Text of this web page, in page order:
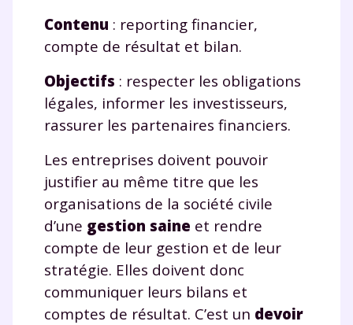
Contenu : reporting financier,
compte de résultat et bilan.
Objectifs : respecter les obligations
légales, informer les investisseurs,
rassurer les partenaires financiers.
Les entreprises doivent pouvoir
justifier au même titre que les
organisations de la société civile
d’une gestion saine et rendre
compte de leur gestion et de leur
stratégie. Elles doivent donc
communiquer leurs bilans et
comptes de résultat. C’est un devoir
Testez gratuitement
pendant 24h notre
plateforme de soutien
scolaire !
Fiches de cours et vidéos,exercices
corrigés ,podcasts de révisions
Unespace dédié aux parentspour
suivre les progrès
Tout le programme scolaire du CP à
la Terminale
Des profs expérimentés disponibles
à la demande par tchat, audio ou
vidéo